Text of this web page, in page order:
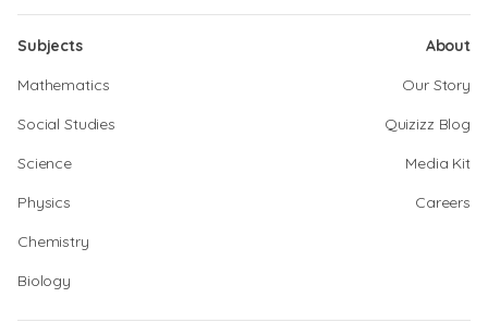
Subjects
Mathematics
Social Studies
Science
Physics
Chemistry
Biology
About
Our Story
Quizizz Blog
Media Kit
Careers